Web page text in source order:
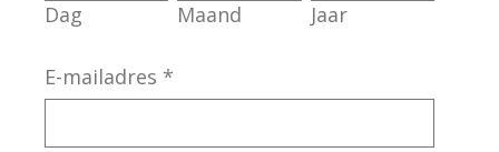
Dag Maand Jaar
E-mailadres *